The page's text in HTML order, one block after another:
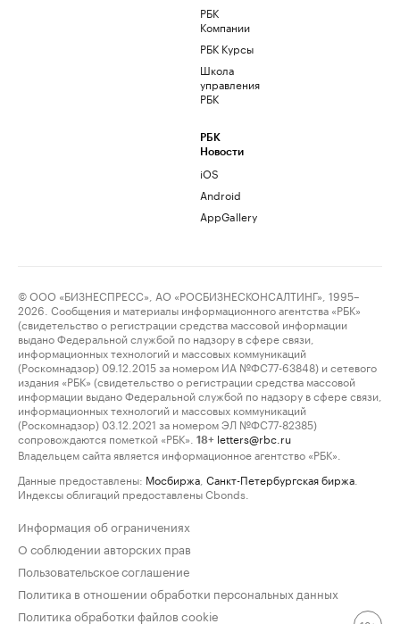
РБК
Компании
РБК Курсы
Школа
управления
РБК
РБК
Новости
iOS
Android
AppGallery
© ООО «БИЗНЕСПРЕСС», АО «РОСБИЗНЕСКОНСАЛТИНГ», 1995–
2026. Сообщения и материалы информационного агентства «РБК»
(свидетельство о регистрации средства массовой информации
выдано Федеральной службой по надзору в сфере связи,
информационных технологий и массовых коммуникаций
(Роскомнадзор) 09.12.2015 за номером ИА №ФС77-63848) и сетевого
издания «РБК» (свидетельство о регистрации средства массовой
информации выдано Федеральной службой по надзору в сфере связи,
информационных технологий и массовых коммуникаций
(Роскомнадзор) 03.12.2021 за номером ЭЛ №ФС77-82385)
сопровождаются пометкой «РБК».
18+ letters@rbc.ru
Владельцем сайта является информационное агентство «РБК».
Данные предоставлены: Мосбиржа Санкт-Петербургская биржа
Индексы облигаций предоставлены Cbonds.
Информация об ограничениях
О соблюдении авторских прав
Пользовательское соглашение
Политика в отношении обработки персональных данных
Политика обработки файлов cookie